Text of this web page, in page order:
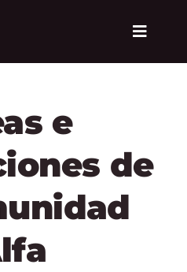
Toggle
SECTORES
e
de